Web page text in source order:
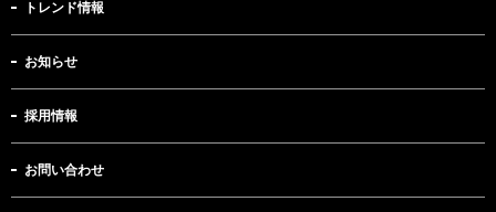
トレンド情報
お知らせ
採用情報
お問い合わせ